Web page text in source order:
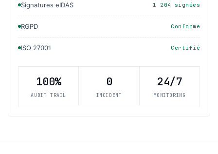
Signatures eIDAS 1 204 signées
RGPD Conforme
ISO 27001 Certifié
100%
AUDIT TRAIL
0
INCIDENT
24/7
MONITORING